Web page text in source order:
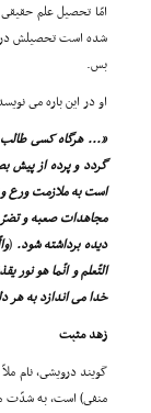
امّا تحصیل علم
شده است تحصیلش در
بس.
او در این باره مى
«... هرگاه کسى طالب
گردد و پرده از پیش
است به ملازمت ورع
مجاهدات صعبه و
دیده برداشته شود. (
التّعلم و انّما هو نور
خدا مى اندازد به هر
زهد مثبت
گویند درویشى، نام
منفى) است، به شدّت